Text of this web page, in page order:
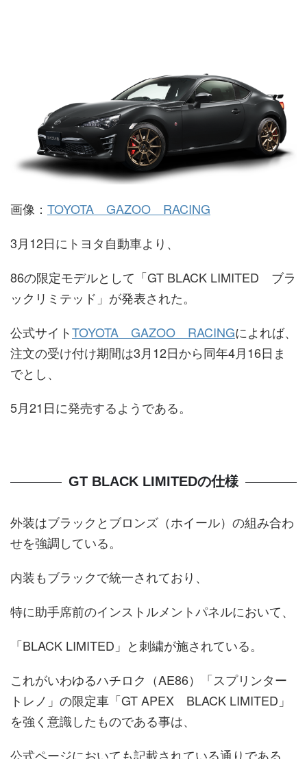
画像： TOYOTA GAZOO RACING
3月12日にトヨタ自動車より、
86の限定モデルとして「GT BLACK LIMITED ブラ
ックリミテッド」が発表された。
公式サイトTOYOTA GAZOO RACINGによれば、
注文の受け付け期間は3月12日から同年4月16日ま
でとし、
5月21日に発売するようである。
GT BLACK LIMITEDの仕様
外装はブラックとブロンズ（ホイール）の組み合わ
せを強調している。
内装もブラックで統一されており、
特に助手席前のインストルメントパネルにおいて、
「BLACK LIMITED」と刺繍が施されている。
これがいわゆるハチロク（AE86）「スプリンター
トレノ」の限定車「GT APEX BLACK LIMITED」
を強く意識したものである事は、
公式ページにおいても記載されている通りである。